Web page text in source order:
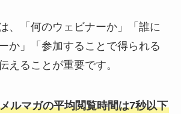
、「何のウェビナーか」「誰に
か」「参加することで得られる
えることが重要です。
ルマガの平均閲覧時間は7秒以下